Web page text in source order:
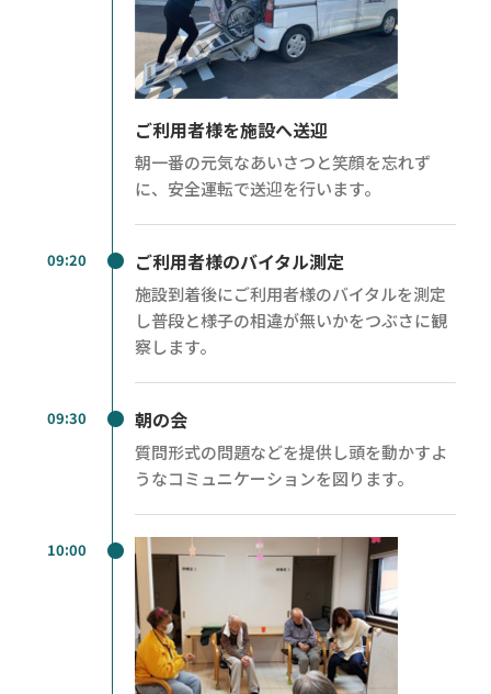
ご利用者様を施設へ送迎
朝一番の元気なあいさつと笑顔を忘れず
に、安全運転で送迎を行います。
09:20 ご利用者様のバイタル測定
施設到着後にご利用者様のバイタルを測定
し普段と様子の相違が無いかをつぶさに観
察します。
09:30 朝の会
質問形式の問題などを提供し頭を動かすよ
うなコミュニケーションを図ります。
10:00